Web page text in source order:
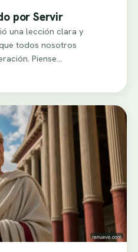
por Servir
una lección clara y
todos nosotros
Piense…